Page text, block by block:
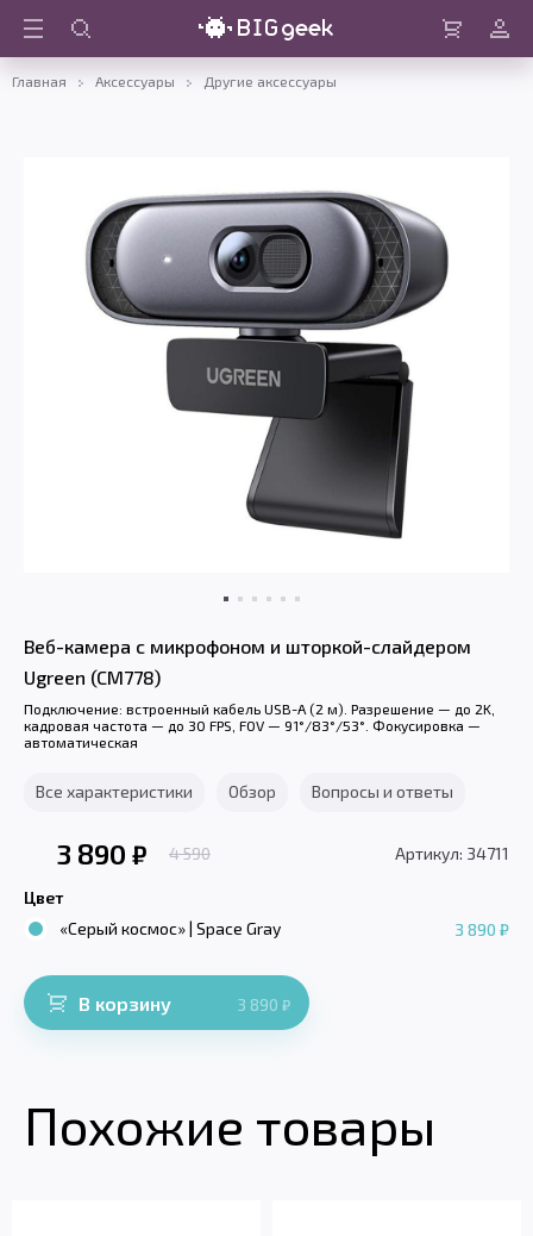
Войти
Главная Аксессуары Другие аксессуары
Веб-камера с микрофоном и шторкой-слайдером
Ugreen (CM778)
Подключение: встроенный кабель USB-A (2 м). Разрешение — до 2K,
кадровая частота — до 30 FPS, FOV — 91°/83°/53°. Фокусировка —
автоматическая
Все характеристики Обзор Вопросы и ответы
3 890 ₽ 4 590 Артикул: 34711
Цвет
«Серый космос» | Space Gray
3 890 ₽
В корзину 3 890 ₽
Похожие товары